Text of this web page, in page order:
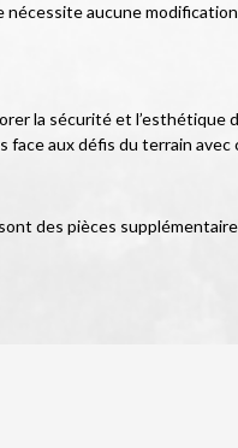
aucune
la sécurité et l’esthétique
aux défis du terrain avec
des pièces